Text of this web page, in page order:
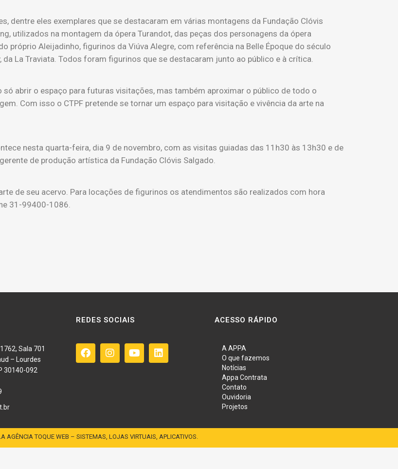
dentre eles exemplares que se destacaram em várias montagens da Fundação Clóvis
utilizados na montagem da ópera Turandot, das peças dos personagens da ópera
próprio Aleijadinho, figurinos da Viúva Alegre, com referência na Belle Époque do século
La Traviata. Todos foram figurinos que se destacaram junto ao público e à crítica.
só abrir o espaço para futuras visitações, mas também aproximar o público de todo o
Com isso o CTPF pretende se tornar um espaço para visitação e vivência da arte na
nesta quarta-feira, dia 9 de novembro, com as visitas guiadas das 11h30 às 13h30 e de
de produção artística da Fundação Clóvis Salgado.
de seu acervo. Para locações de figurinos os atendimentos são realizados com hora
31-99400-1086.
Sala 701
– Lourdes
30140-092
REDES SOCIAIS ACESSO RÁPIDO
A APPA
O que fazemos
Notícias
Appa Contrata
Contato
Ouvidoria
Projetos
AGÊNCIA TOQUE WEB – SISTEMAS, LOJAS VIRTUAIS, APLICATIVOS.